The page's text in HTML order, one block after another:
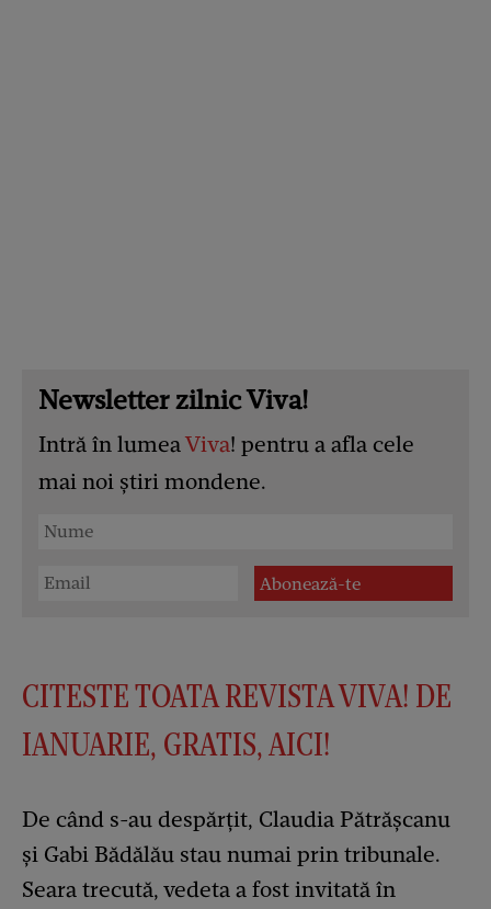
Newsletter zilnic Viva!
Intră în lumeaViva! pentru a afla cele
mai noi știri mondene.
CITESTE TOATA REVISTA VIVA! DE
IANUARIE, GRATIS, AICI!
De când s-au despărțit, Claudia Pătrășcanu
și Gabi Bădălău stau numai prin tribunale.
Seara trecută, vedeta a fost invitată în